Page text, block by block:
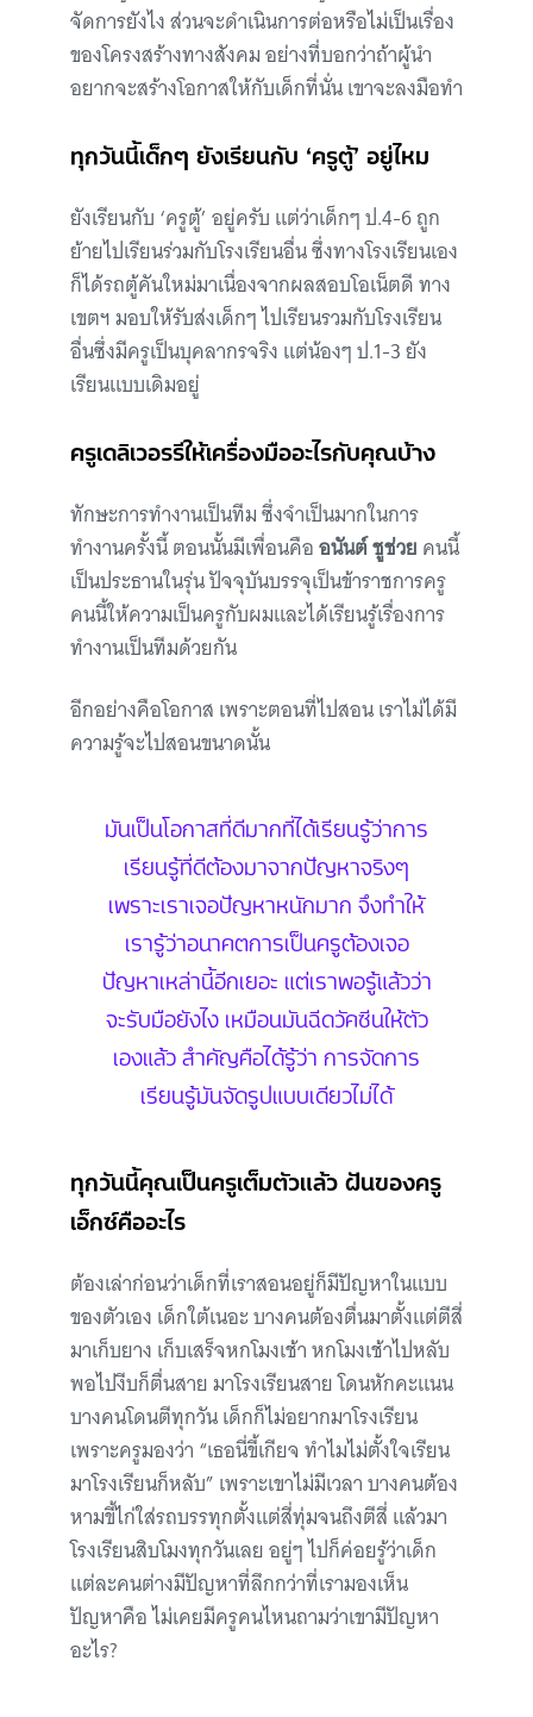
จัดการยังไง ส่วนจะดำเนินการต่อหรือไม่เป็นเรื่อง
ของโครงสร้างทางสังคม อย่างที่บอกว่าถ้าผู้นำ
อยากจะสร้างโอกาสให้กับเด็กที่นั่น เขาจะลงมือทำ
ทุกวันนี้เด็กๆ ยังเรียนกับ ‘ครูตู้’ อยู่ไหม
ยังเรียนกับ ‘ครูตู้’ อยู่ครับ แต่ว่าเด็กๆ ป.4-6 ถูก
ย้ายไปเรียนร่วมกับโรงเรียนอื่น ซึ่งทางโรงเรียนเอง
ก็ได้รถตู้คันใหม่มาเนื่องจากผลสอบโอเน็ตดี ทาง
เขตฯ มอบให้รับส่งเด็กๆ ไปเรียนรวมกับโรงเรียน
อื่นซึ่งมีครูเป็นบุคลากรจริง แต่น้องๆ ป.1-3 ยัง
เรียนแบบเดิมอยู่
ครูเดลิเวอรรีให้เครื่องมืออะไรกับคุณบ้าง
ทักษะการทำงานเป็นทีม ซึ่งจำเป็นมากในการ
ทำงานครั้งนี้ ตอนนั้นมีเพื่อนคืออนันต์ ชูช่วย คนนี้
เป็นประธานในรุ่น ปัจจุบันบรรจุเป็นข้าราชการครู
คนนี้ให้ความเป็นครูกับผมและได้เรียนรู้เรื่องการ
ทำงานเป็นทีมด้วยกัน
อีกอย่างคือโอกาส เพราะตอนที่ไปสอน เราไม่ได้มี
ความรู้จะไปสอนขนาดนั้น
มันเป็นโอกาสที่ดีมากที่ได้เรียนรู้ว่าการ
เรียนรู้ที่ดีต้องมาจากปัญหาจริงๆ
เพราะเราเจอปัญหาหนักมาก จึงทำให้
เรารู้ว่าอนาคตการเป็นครูต้องเจอ
ปัญหาเหล่านี้อีกเยอะ แต่เราพอรู้แล้วว่า
จะรับมือยังไง เหมือนมันฉีดวัคซีนให้ตัว
เองแล้ว สำคัญคือได้รู้ว่า การจัดการ
เรียนรู้มันจัดรูปแบบเดียวไม่ได้
ทุกวันนี้คุณเป็นครูเต็มตัวแล้ว ฝันของครู
เอ็กซ์คืออะไร
ต้องเล่าก่อนว่าเด็กที่เราสอนอยู่ก็มีปัญหาในแบบ
ของตัวเอง เด็กใต้เนอะ บางคนต้องตื่นมาตั้งแต่ตีสี่
มาเก็บยาง เก็บเสร็จหกโมงเช้า หกโมงเช้าไปหลับ
พอไปงีบก็ตื่นสาย มาโรงเรียนสาย โดนหักคะแนน
บางคนโดนตีทุกวัน เด็กก็ไม่อยากมาโรงเรียน
เพราะครูมองว่า “เธอนี่ขี้เกียจ ทำไมไม่ตั้งใจเรียน
มาโรงเรียนก็หลับ” เพราะเขาไม่มีเวลา บางคนต้อง
หามขี้ไก่ใส่รถบรรทุกตั้งแต่สี่ทุ่มจนถึงตีสี่ แล้วมา
โรงเรียนสิบโมงทุกวันเลย อยู่ๆ ไปก็ค่อยรู้ว่าเด็ก
แต่ละคนต่างมีปัญหาที่ลึกกว่าที่เรามองเห็น
ปัญหาคือ ไม่เคยมีครูคนไหนถามว่าเขามีปัญหา
อะไร?